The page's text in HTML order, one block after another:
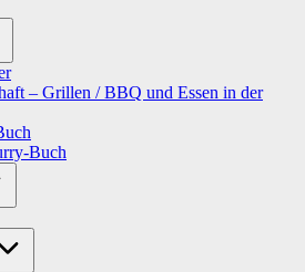
– Grillen / BBQ und Essen in der
Buch